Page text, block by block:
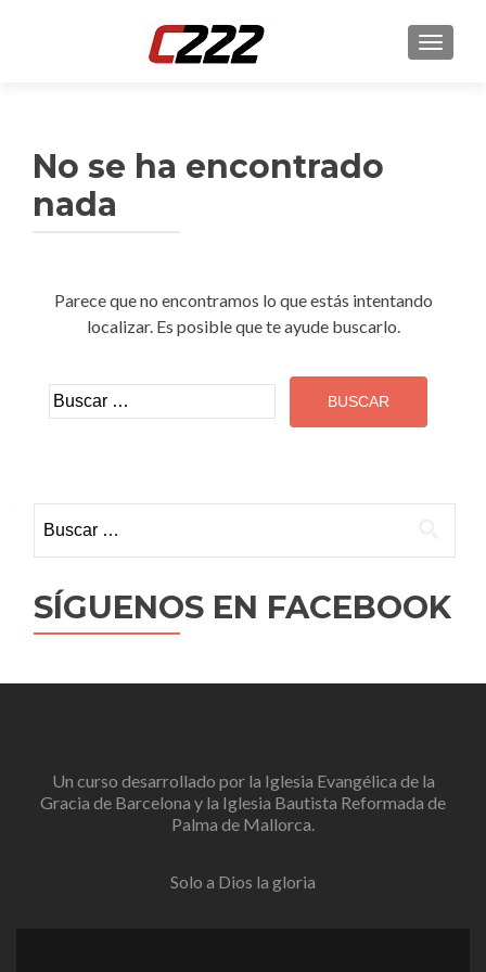
No se ha encontrado
nada
Parece que no encontramos lo que estás intentando
localizar. Es posible que te ayude buscarlo.
Buscar:
SÍGUENOS EN FACEBOOK
Un curso desarrollado por la Iglesia Evangélica de la
Gracia de Barcelona y la Iglesia Bautista Reformada de
Palma de Mallorca.
Solo a Dios la gloria